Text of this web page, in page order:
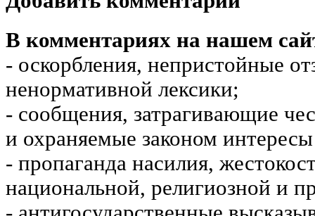
В комментариях на нашем
- оскорбления, непристойные
ненормативной лексики;
- сообщения, затрагивающие
и охраняемые законом
- пропаганда насилия,
национальной, религиозной и